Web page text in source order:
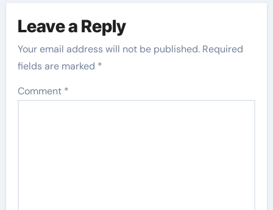
Leave a Reply
Your email address will not be published. Required
fields are marked *
Comment *